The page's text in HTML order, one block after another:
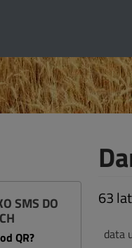
SMS DO
QR?
63
data